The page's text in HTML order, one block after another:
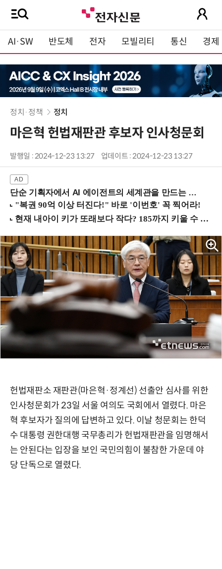
AI·SW 반도체 전자 모빌리티 통신 경제
정치·정책 정치
마은혁 헌법재판관 후보자 인사청문회
발행일 : 2024-12-23 13:27 업데이트 : 2024-12-23 13:27
단순 기획자에서 AI 에이전트의 세계관을 만드는 지식 설계자로.. (8/20 강남역)
헌법재판소 재판관(마은혁·정계선) 선출안 심사를 위한
인사청문회가 23일 서울 여의도 국회에서 열렸다. 마은
혁 후보자가 질의에 답변하고 있다. 이날 청문회는 한덕
수 대통령 권한대행 국무총리가 헌법재판관을 임명해서
는 안된다는 입장을 보인 국민의힘이 불참한 가운데 야
당 단독으로 열렸다.